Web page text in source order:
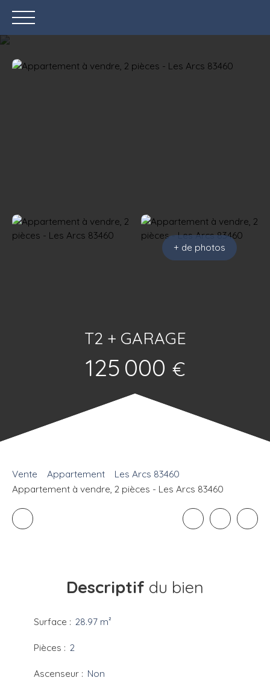
+ de photos
T2 + GARAGE
125 000 €
Vente Appartement
Les Arcs 83460
Appartement à vendre, 2 pièces - Les Arcs 83460
Descriptif du bien
Surface : 28.97 m²
Pièces : 2
Ascenseur : Non